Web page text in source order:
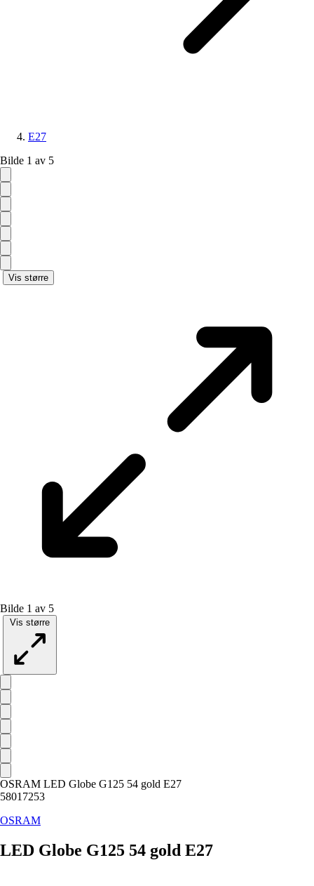
E27
Bilde 1 av 5
Vis større
Bilde 1 av 5
Vis større
OSRAM LED Globe G125 54 gold E27
58017253
OSRAM
LED Globe G125 54 gold E27